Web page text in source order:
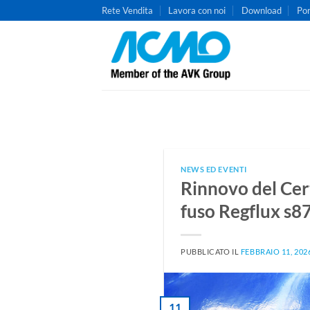
ai
Rete Vendita Lavora con noi Download
NEWS ED EVENTI
Rinnovo del
fuso Regflux
PUBBLICATO IL FEBBRAIO 11,
11